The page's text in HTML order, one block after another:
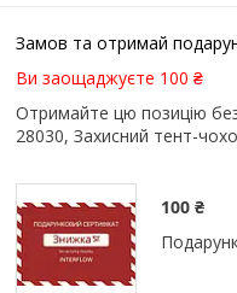
Замов та отримай
Ви заощаджуєте 100 ₴
Отримайте цю позицію
28030, Захисний тент-
100 ₴